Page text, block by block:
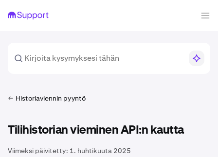
Historiaviennin pyyntö
Tilihistorian vieminen API:n kautta
Viimeksi päivitetty: 1. huhtikuuta 2025